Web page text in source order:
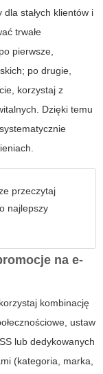
stałych klientów i
trwałe
pierwsze,
po drugie,
korzystaj z
Dzięki temu
przeczytaj
najlepszy
na e-
kombinację
ustaw
lub dedykowanych
(kategoria, marka,